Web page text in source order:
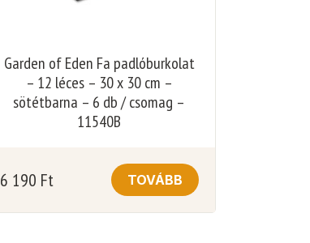
Garden of Eden Fa padlóburkolat
– 12 léces – 30 x 30 cm –
sötétbarna – 6 db / csomag –
11540B
6 190 Ft TOVÁBB